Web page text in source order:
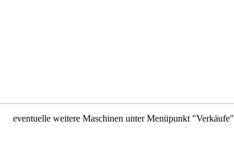
eventuelle weitere Maschinen unter Menüpunkt "Verkäufe"